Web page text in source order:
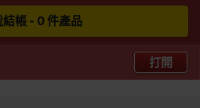
結帳 - 0 件產品
打開